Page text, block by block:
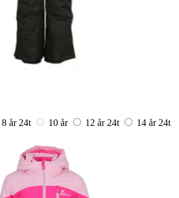
8 år 24t 10 år 12 år 24t 14 år 24t